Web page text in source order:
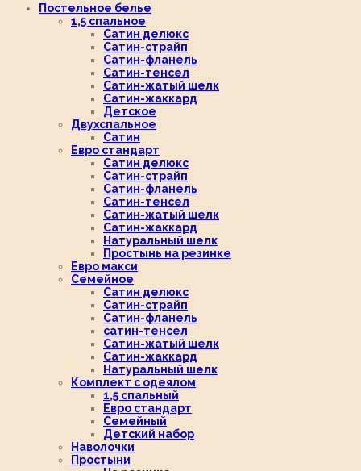
Постельное белье
1,5 спальное
Сатин делюкс
Сатин-страйп
Сатин-фланель
Сатин-тенсел
Сатин-жатый шелк
Сатин-жаккард
Детское
Двухспальное
Сатин
Евро стандарт
Сатин делюкс
Сатин-страйп
Сатин-фланель
Сатин-тенсел
Сатин-жатый шелк
Сатин-жаккард
Натуральный шелк
Простынь на резинке
Евро макси
Семейное
Сатин делюкс
Сатин-страйп
Сатин-фланель
сатин-тенсел
Сатин-жатый шелк
Сатин-жаккард
Натуральный шелк
Комплект с одеялом
1,5 спальный
Евро стандарт
Семейный
Детский набор
Наволочки
Простыни